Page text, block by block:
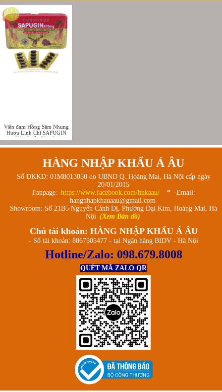
Viên đạm Hồng Sâm Nhung
Hươu Linh Chi SAPUGIN
Hàn Quốc 60 viên
HÀNG NHẬP KHẨU Á ÂU
Số ĐKKD: 01M8013050 do UBND Q. Hoàng Mai, Hà Nội cấp ngày
20/01/2015
Fanpage: https://www.facebook.com/hnkaau/
* Email:
hangnhapkhauaau@gmail.com
Showroom: Số 21B5 Nguyễn Cảnh Dị, Phường Đại Kim, Hoàng Mai, Hà
Nội (Xem Bản đồ)
Chủ tài khoản: HÀNG NHẬP KHẨU Á ÂU
- Số tài khoản: 8867505477 - tại Ngân hàng BIDV - Hà Nội
Hotline/Zalo: 098.679.8008
QUÉT MÃ ZALO QR